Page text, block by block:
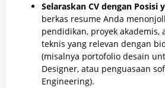
Selaraskan CV dengan Posisi
berkas resume Anda
pendidikan, proyek akademis,
teknis yang relevan dengan
(misalnya portofolio desain
Designer, atau penguasaan
Engineering).